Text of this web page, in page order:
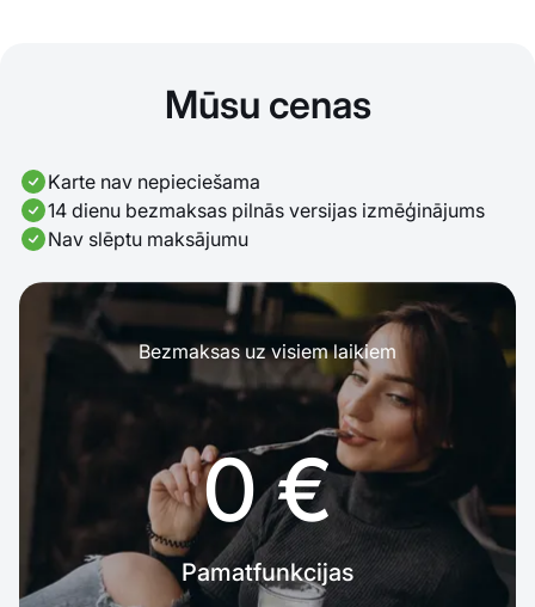
Mūsu cenas
Karte nav nepieciešama
14 dienu bezmaksas pilnās versijas izmēģinājums
Nav slēptu maksājumu
Bezmaksas uz visiem laikiem
0 €
Pamatfunkcijas